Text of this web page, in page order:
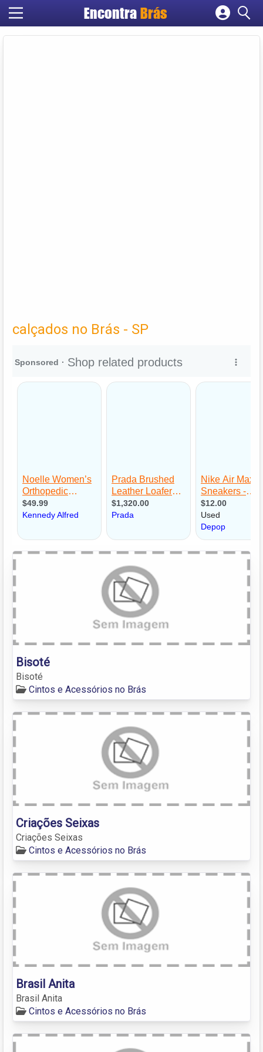
Encontra Brás
Cadastrar empresa
calçados no Brás - SP
Bisoté
Bisoté
Cintos e Acessórios no Brás
Criações Seixas
Criações Seixas
Cintos e Acessórios no Brás
Brasil Anita
Brasil Anita
Cintos e Acessórios no Brás